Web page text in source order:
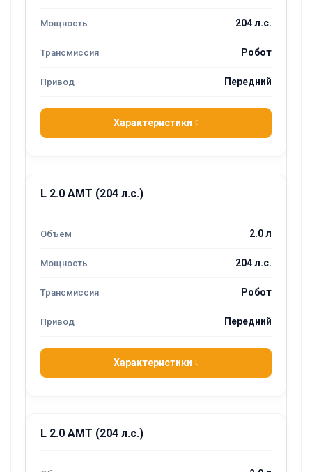
204 л.с.
Робот
Передний
Характеристики
L 2.0 AMT (204 л.с.)
2.0 л
204 л.с.
Робот
Передний
Характеристики
L 2.0 AMT (204 л.с.)